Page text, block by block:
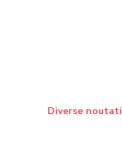
Diverse noutati